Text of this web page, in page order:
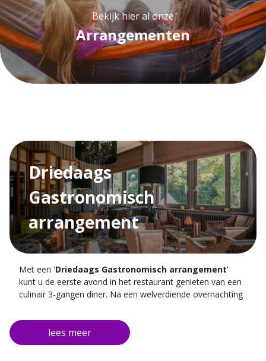
Bekijk hier al onze
Arrangementen
Driedaags
Gastronomisch
arrangement
Met een 'Driedaags Gastronomisch arrangement'
kunt u de eerste avond in het restaurant genieten van een
culinair 3-gangen diner. Na een welverdiende overnachting
uitgebreid ontbijt met bubbels voor u klaar.
De tweede avond wordt er speciaal voor u een